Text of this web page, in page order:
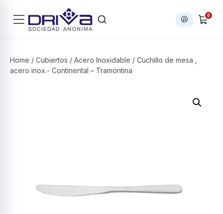
Iniciar
0
Home / Cubiertos / Acero Inoxidable / Cuchillo de mesa ,
acero inox.- Continental – Tramontina